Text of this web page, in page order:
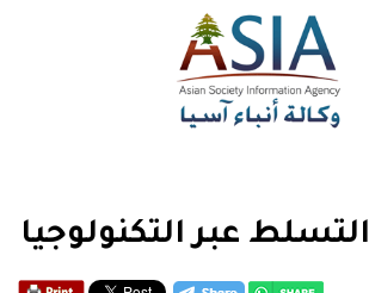
عبر التكنولوجيا